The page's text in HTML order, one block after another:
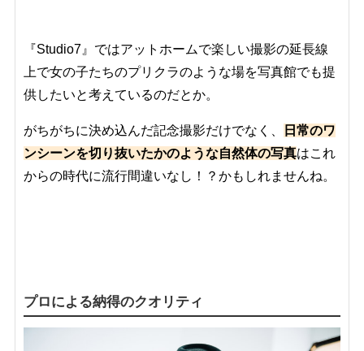
『Studio7』ではアットホームで楽しい撮影の延長線
上で女の子たちのプリクラのような場を写真館でも提
供したいと考えているのだとか。
がちがちに決め込んだ記念撮影だけでなく、
日常のワ
ンシーンを切り抜いたかのような自然体の写真はこれ
からの時代に流行間違いなし！？かもしれませんね。
プロによる納得のクオリティ